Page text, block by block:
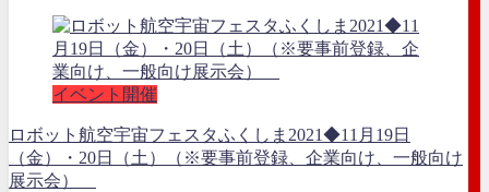
イベント開催
ロボット航空宇宙フェスタふくしま2021◆11月19日
（金）・20日（土）（※要事前登録、企業向け、一般向け
展示会）